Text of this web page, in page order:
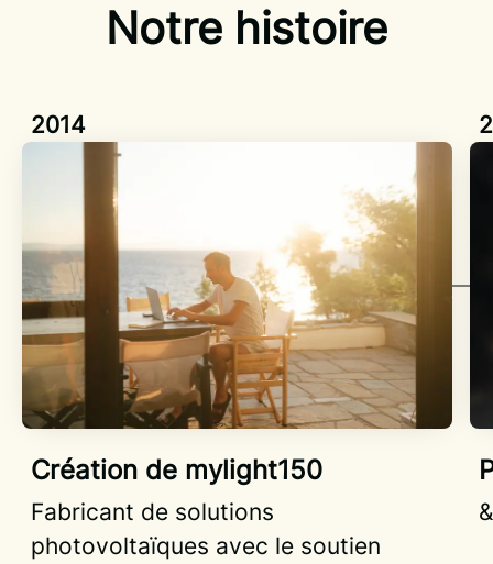
Notre histoire
2014
Création de mylight150
Fabricant de solutions
photovoltaïques avec le soutien